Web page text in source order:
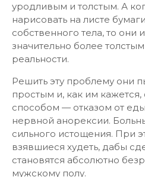
уродливым и толстым. А
нарисовать на листе
собственного тела, то они
значительно более
реальности.
Решить эту проблему они
простым и, как им
способом — отказом от
нервной анорексии.
сильного истощения. При
взявшиеся худеть, дабы
становятся абсолютно
мужскому полу.